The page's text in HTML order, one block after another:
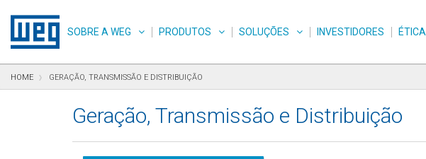
SOBRE A WEG PRODUTOS SOLUÇÕES INVESTIDORES ÉTICA
HOME GERAÇÃO, TRANSMISSÃO E DISTRIBUIÇÃO
Geração, Transmissão e Distribuição